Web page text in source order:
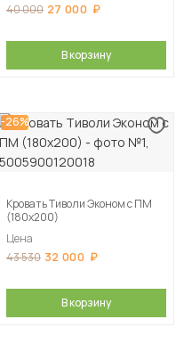
40 000 27 000
В корзину
-26%
Кровать Тиволи Эконом с ПМ
(180х200)
Цена
43 530 32 000
В корзину